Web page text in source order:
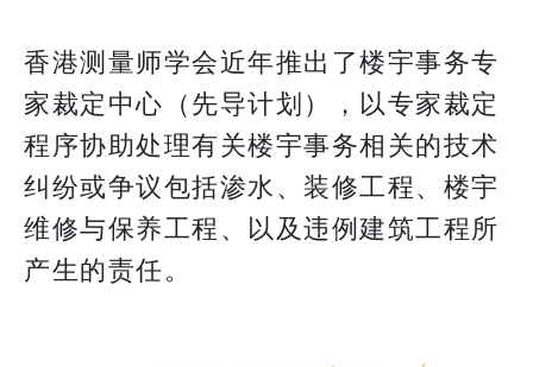
香港测量师学会近年推出了楼宇事务专
家裁定中心（先导计划），以专家裁定
程序协助处理有关楼宇事务相关的技术
纠纷或争议包括渗水、装修工程、楼宇
维修与保养工程、以及违例建筑工程所
产生的责任。